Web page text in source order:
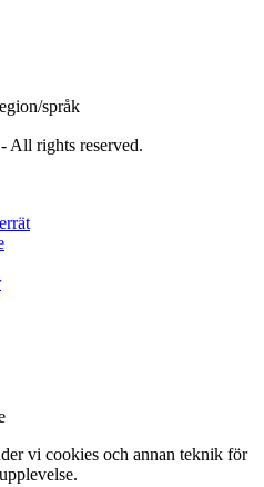
språk
- All rights reserved.
vi cookies och annan teknik för